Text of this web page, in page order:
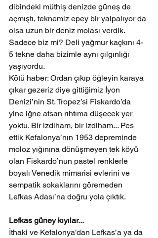
dibindeki müthiş denizde güneş de
açmıştı, teknemiz epey bir yalpalıyor da
olsa uzun bir deniz molası verdik.
Sadece biz mi? Deli yağmur kaçkını 4-
5 tekne daha bizimle aynı çılgınlığı
yaşıyordu.
Kötü haber: Ordan çıkıp öğleyin karaya
çıkar gezeriz diye gittiğimiz İyon
Denizi’nin St. Tropez’si Fiskardo’da
yine iğne atsan rıhtıma düşecek yer
yoktu. Bir izdiham, bir izdiham... Pes
ettik Kefalonya’nın 1953 depreminde
moloz yığınına dönüşmeyen tek köyü
olan Fiskardo’nun pastel renklerle
boyalı Venedik mimarisi evlerini ve
sempatik sokaklarını göremeden
Lefkas Adası’na doğru yola çıktık.
Lefkas güney kıyılar...
İthaki ve Kefalonya’dan Lefkas’a ya da